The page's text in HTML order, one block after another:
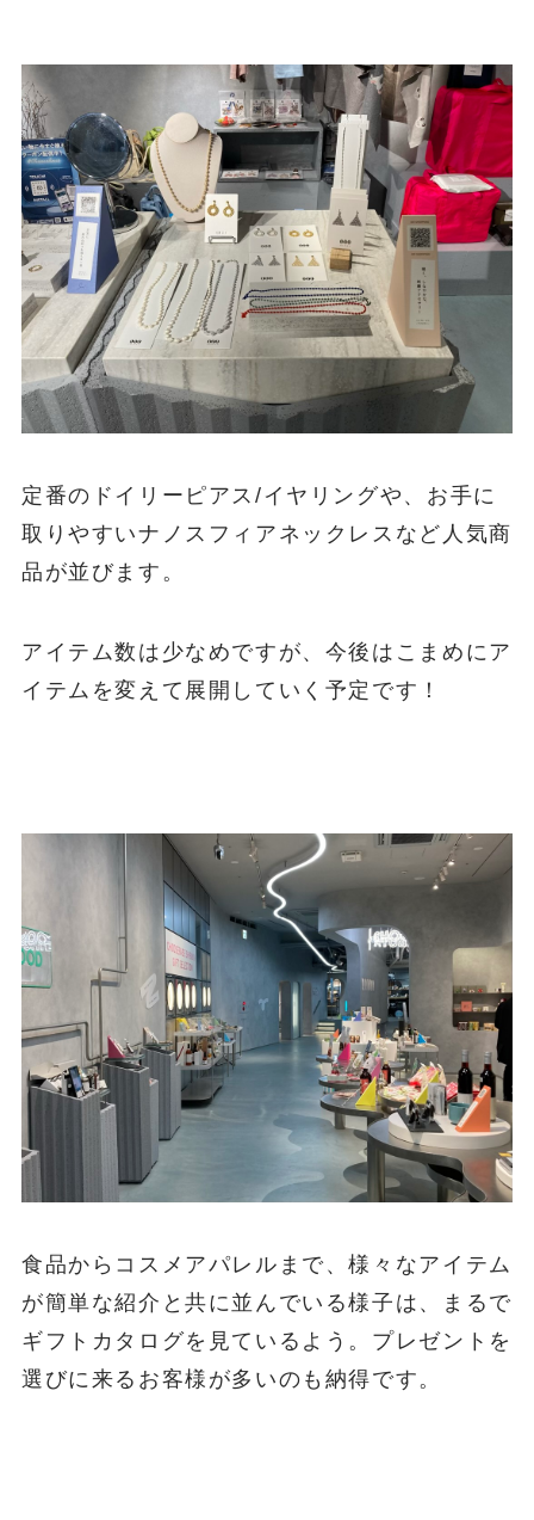
定番のドイリーピアス/イヤリングや、お手に
取りやすいナノスフィアネックレスなど人気商
品が並びます。
アイテム数は少なめですが、今後はこまめにア
イテムを変えて展開していく予定です！
食品からコスメアパレルまで、様々なアイテム
が簡単な紹介と共に並んでいる様子は、まるで
ギフトカタログを見ているよう。プレゼントを
選びに来るお客様が多いのも納得です。